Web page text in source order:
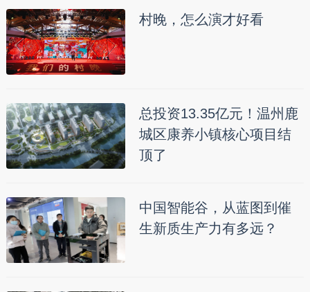
村晚，怎么演才好看
总投资13.35亿元！温州鹿
城区康养小镇核心项目结
顶了
中国智能谷，从蓝图到催
生新质生产力有多远？